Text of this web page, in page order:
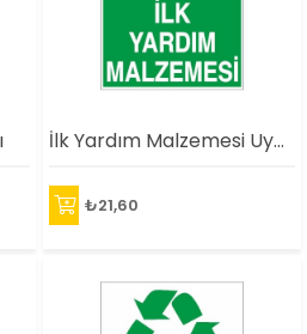
İlk Yardım Malzemesi Uyarı Levhası
₺21,60